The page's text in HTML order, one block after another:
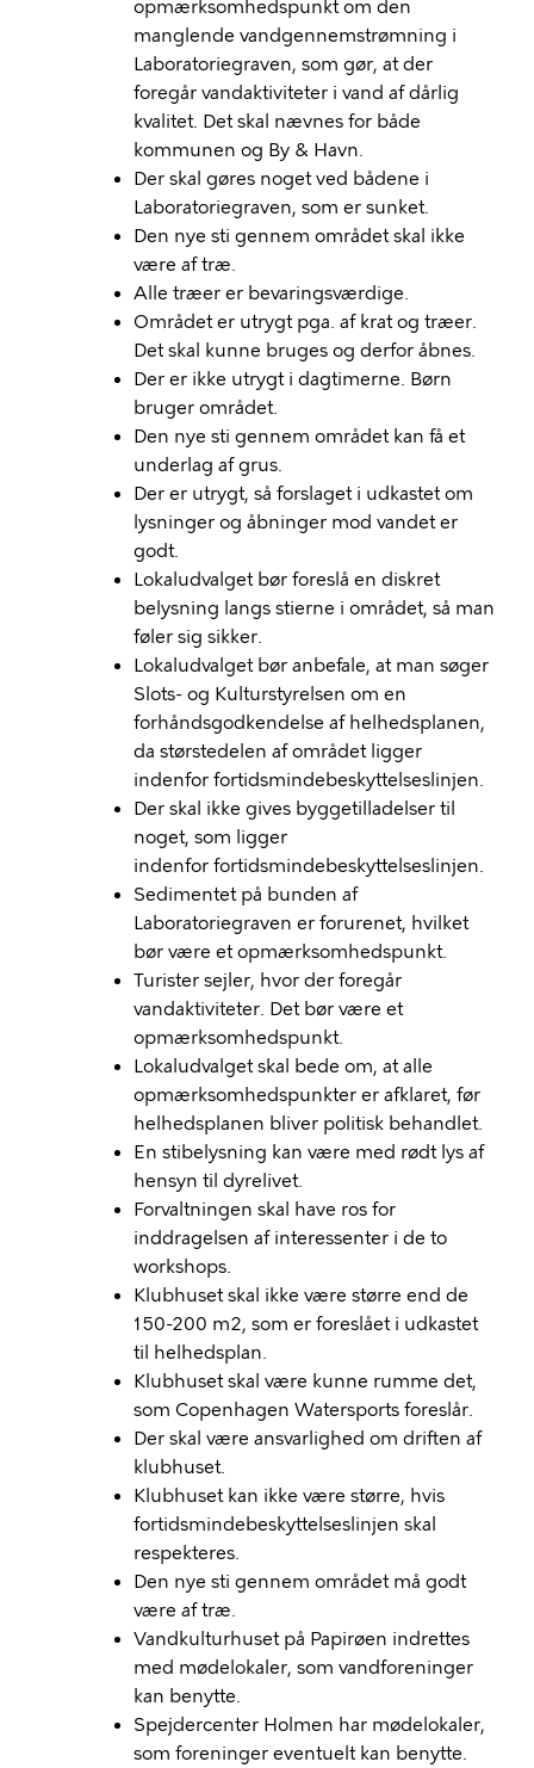
opmærksomhedspunkt om den
manglende vandgennemstrømning i
Laboratoriegraven, som gør, at der
foregår vandaktiviteter i vand af dårlig
kvalitet. Det skal nævnes for både
kommunen og By & Havn.
Der skal gøres noget ved bådene i
Laboratoriegraven, som er sunket.
Den nye sti gennem området skal ikke
være af træ.
Alle træer er bevaringsværdige.
Området er utrygt pga. af krat og træer.
Det skal kunne bruges og derfor åbnes.
Der er ikke utrygt i dagtimerne. Børn
bruger området.
Den nye sti gennem området kan få et
underlag af grus.
Der er utrygt, så forslaget i udkastet om
lysninger og åbninger mod vandet er
godt.
Lokaludvalget bør foreslå en diskret
belysning langs stierne i området, så man
føler sig sikker.
Lokaludvalget bør anbefale, at man søger
Slots- og Kulturstyrelsen om en
forhåndsgodkendelse af helhedsplanen,
da størstedelen af området ligger
indenfor fortidsmindebeskyttelseslinjen.
Der skal ikke gives byggetilladelser til
noget, som ligger
indenfor fortidsmindebeskyttelseslinjen.
Sedimentet på bunden af
Laboratoriegraven er forurenet, hvilket
bør være et opmærksomhedspunkt.
Turister sejler, hvor der foregår
vandaktiviteter. Det bør være et
opmærksomhedspunkt.
Lokaludvalget skal bede om, at alle
opmærksomhedspunkter er afklaret, før
helhedsplanen bliver politisk behandlet.
En stibelysning kan være med rødt lys af
hensyn til dyrelivet.
Forvaltningen skal have ros for
inddragelsen af interessenter i de to
workshops.
Klubhuset skal ikke være større end de
150-200 m2, som er foreslået i udkastet
til helhedsplan.
Klubhuset skal være kunne rumme det,
som Copenhagen Watersports foreslår.
Der skal være ansvarlighed om driften af
klubhuset.
Klubhuset kan ikke være større, hvis
fortidsmindebeskyttelseslinjen skal
respekteres.
Den nye sti gennem området må godt
være af træ.
Vandkulturhuset på Papirøen indrettes
med mødelokaler, som vandforeninger
kan benytte.
Spejdercenter Holmen har mødelokaler,
som foreninger eventuelt kan benytte.